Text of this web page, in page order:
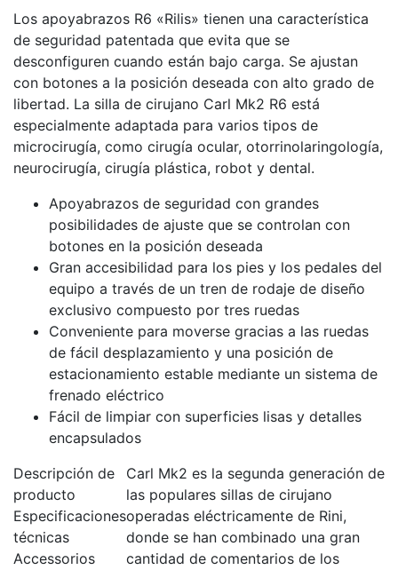
Los apoyabrazos R6 «Rilis» tienen una característica
de seguridad patentada que evita que se
desconfiguren cuando están bajo carga. Se ajustan
con botones a la posición deseada con alto grado de
libertad. La silla de cirujano Carl Mk2 R6 está
especialmente adaptada para varios tipos de
microcirugía, como cirugía ocular, otorrinolaringología,
neurocirugía, cirugía plástica, robot y dental.
Apoyabrazos de seguridad con grandes
posibilidades de ajuste que se controlan con
botones en la posición deseada
Gran accesibilidad para los pies y los pedales del
equipo a través de un tren de rodaje de diseño
exclusivo compuesto por tres ruedas
Conveniente para moverse gracias a las ruedas
de fácil desplazamiento y una posición de
estacionamiento estable mediante un sistema de
frenado eléctrico
Fácil de limpiar con superficies lisas y detalles
encapsulados
Descripción de
producto
Especificaciones
técnicas
Accessorios
Carl Mk2 es la segunda generación de
las populares sillas de cirujano
operadas eléctricamente de Rini,
donde se han combinado una gran
cantidad de comentarios de los